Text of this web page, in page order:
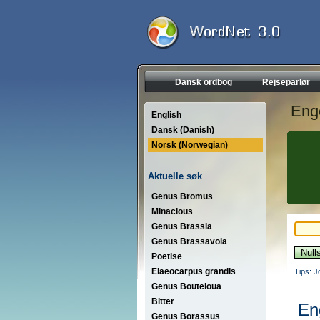
Dansk ordbog Rejseparlør
English
Dansk (Danish)
Norsk (Norwegian)
Aktuelle søk
Genus Bromus
Minacious
Genus Brassia
Genus Brassavola
Poetise
Elaeocarpus grandis
Genus Bouteloua
Bitter
Genus Borassus
Tips: